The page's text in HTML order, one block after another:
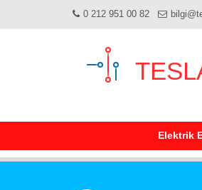
0 212 951 00 82
Elektrik